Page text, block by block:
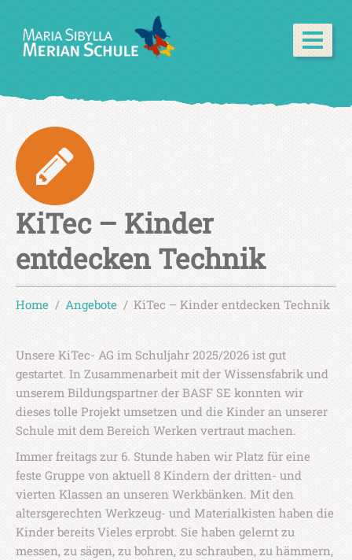
KiTec – Kinder
entdecken Technik
Home Angebote KiTec – Kinder entdecken Technik
Unsere KiTec- AG im Schuljahr 2025/2026 ist gut
gestartet. In Zusammenarbeit mit der Wissensfabrik und
unserem Bildungspartner der BASF SE konnten wir
dieses tolle Projekt umsetzen und die Kinder an unserer
Schule mit dem Bereich Werken vertraut machen.
Immer freitags zur 6. Stunde haben wir Platz für eine
feste Gruppe von aktuell 8 Kindern der dritten- und
vierten Klassen an unseren Werkbänken. Mit den
altersgerechten Werkzeug- und Materialkisten haben die
Kinder bereits Vieles erprobt. Sie haben gelernt zu
messen, zu sägen, zu bohren, zu schrauben, zu hämmern,